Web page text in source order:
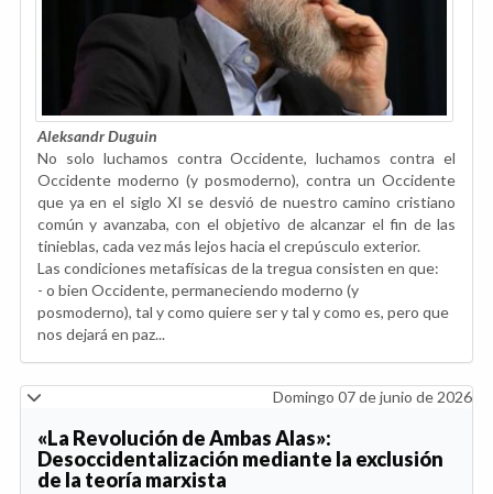
Aleksandr Duguin
No solo luchamos contra Occidente, luchamos contra el
Occidente moderno (y posmoderno), contra un Occidente
que ya en el siglo XI se desvió de nuestro camino cristiano
común y avanzaba, con el objetivo de alcanzar el fin de las
tinieblas, cada vez más lejos hacia el crepúsculo exterior.
Las condiciones metafísicas de la tregua consisten en que:
- o bien Occidente, permaneciendo moderno (y
posmoderno), tal y como quiere ser y tal y como es, pero que
nos dejará en paz...
Domingo 07 de junio de 2026
«La Revolución de Ambas Alas»:
Desoccidentalización mediante la exclusión
de la teoría marxista